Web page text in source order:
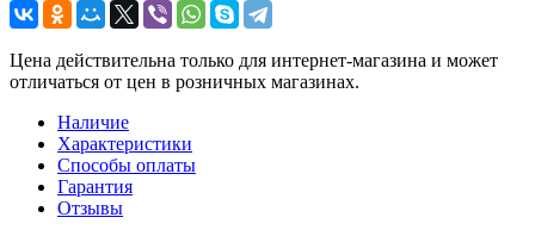
Цена действительна только для интернет-магазина и может
отличаться от цен в розничных магазинах.
Наличие
Характеристики
Способы оплаты
Гарантия
Отзывы